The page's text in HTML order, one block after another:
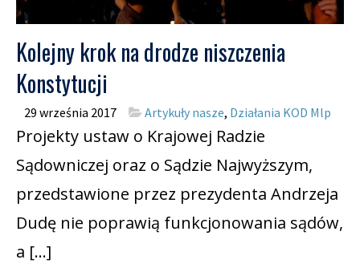
Kolejny krok na drodze niszczenia
Konstytucji
29 września 2017 Artykuły nasze, Działania KOD Mlp
Projekty ustaw o Krajowej Radzie
Sądowniczej oraz o Sądzie Najwyższym,
przedstawione przez prezydenta Andrzeja
Dudę nie poprawią funkcjonowania sądów,
a […]